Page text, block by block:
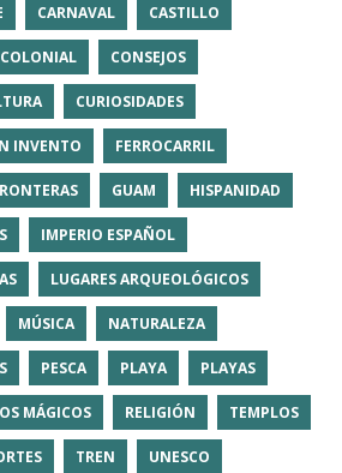
CARNAVAL CASTILLO
COLONIAL CONSEJOS
CURIOSIDADES
INVENTO FERROCARRIL
GUAM HISPANIDAD
IMPERIO ESPAÑOL
LUGARES ARQUEOLÓGICOS
MÚSICA NATURALEZA
PESCA PLAYA PLAYAS
MÁGICOS RELIGIÓN TEMPLOS
TREN UNESCO